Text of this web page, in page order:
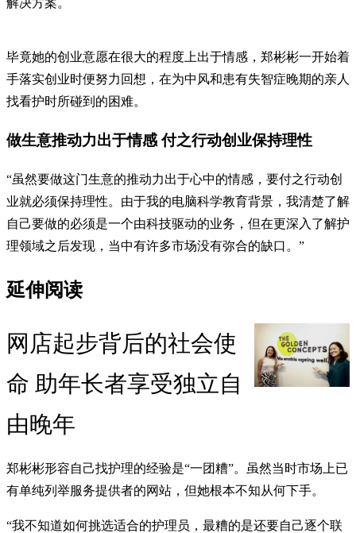
毕竟她的创业意愿在很大的程度上出于情感，郑彬彬一开始着
手落实创业时便努力回想，在为中风和患有失智症晚期的亲人
找看护时所碰到的困难。
做生意推动力出于情感 付之行动创业保持理性
“虽然要做这门生意的推动力出于心中的情感，要付之行动创
业就必须保持理性。由于我的电脑科学教育背景，我清楚了解
自己要做的必须是一个由科技驱动的业务，但在更深入了解护
理领域之后发现，当中有许多市场没有弥合的缺口。”
延伸阅读
网店起步背后的社会使
命 助年长者享受独立自
由晚年
郑彬彬形容自己找护理的经验是“一团糟”。虽然当时市场上已
有单纯列举服务提供者的网站，但她根本不知从何下手。
“我不知道如何挑选适合的护理员，最糟的是还要自己逐个联